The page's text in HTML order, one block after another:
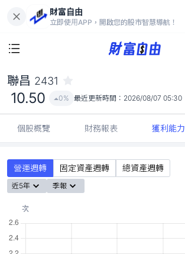
財富自由
立即使用APP，開啟您的股市智慧導航！
10.50
0%
聯昌 2431
10.50 0% 最近更新時間： 2026/08/07 05:30
個股概覽 財務報表 獲利能力
營運週轉 固定資產週轉 總資產週轉
近5年 季報